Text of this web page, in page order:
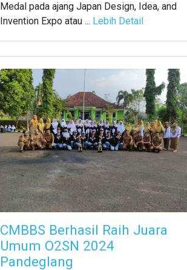
Medal pada ajang Japan Design, Idea, and
Invention Expo atau ... Lebih Detail
CMBBS Berhasil Raih Juara
Umum O2SN 2024
Pandeglang